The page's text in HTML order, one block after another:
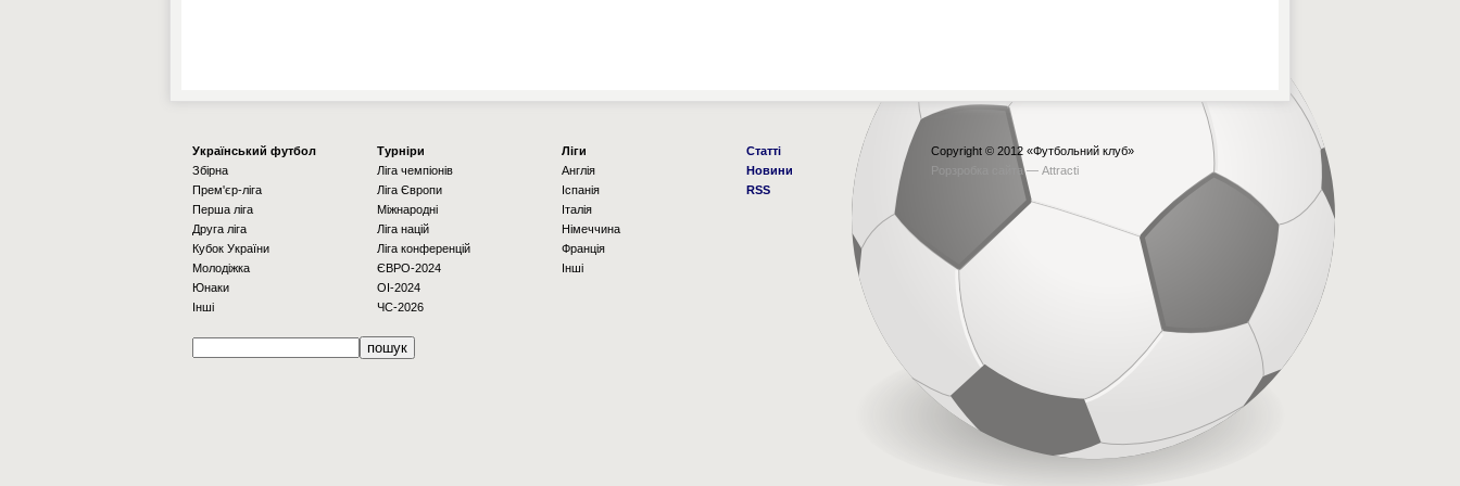
Українcький футбол
Збірна
Прем'єр-ліга
Перша ліга
Друга ліга
Кубок України
Молодіжка
Юнаки
Інші
Турніри
Ліга чемпіонів
Ліга Європи
Міжнародні
Ліга націй
Ліга конференцій
ЄВРО-2024
OI-2024
ЧС-2026
Ліги
Англія
Іспанія
Італія
Німеччина
Франція
Інші
Статті
Новини
RSS
Copyright © 2012 «Футбольний клуб»
Рорзробка сайта — Attracti